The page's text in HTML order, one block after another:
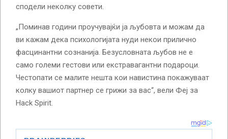
сподели неколку совети.
„Поминав години проучувајќи ја љубовта и можам да
ви кажам дека психологијата нуди некои прилично
фасцинантни сознанија. Безусловната љубов не е
само големи гестови или екстравагантни подароци.
Честопати се малите нешта кои навистина покажуваат
колку вашиот партнер се грижи за вас“, вели Феј за
Hack Spirit.